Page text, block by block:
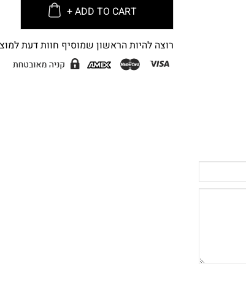
ADD TO CART +
רוצה להיות הראשון שמוסיף חוות דעת